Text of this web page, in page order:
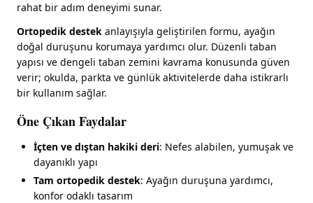
rahat bir adım deneyimi sunar.
Ortopedik destek anlayışıyla geliştirilen formu, ayağın
doğal duruşunu korumaya yardımcı olur. Düzenli taban
yapısı ve dengeli taban zemini kavrama konusunda güven
verir; okulda, parkta ve günlük aktivitelerde daha istikrarlı
bir kullanım sağlar.
Öne Çıkan Faydalar
İçten ve dıştan hakiki deri: Nefes alabilen, yumuşak ve
dayanıklı yapı
Tam ortopedik destek: Ayağın duruşuna yardımcı,
konfor odaklı tasarım